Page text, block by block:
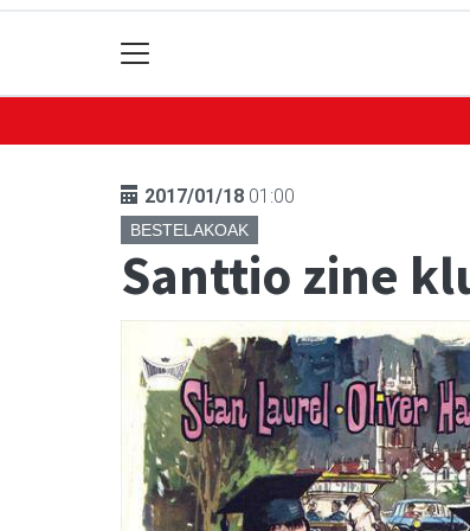
2017/01/18 01:00
BESTELAKOAK
Santtio zine